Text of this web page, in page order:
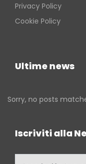
Privacy Policy
Cookie Policy
Ultime news
Sorry, no posts
Iscriviti alla